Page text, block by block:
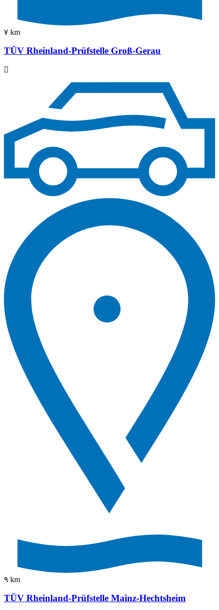
٧ km
TÜV Rheinland-Prüfstelle Groß-Gerau
٩ km
TÜV Rheinland-Prüfstelle Mainz-Hechtsheim